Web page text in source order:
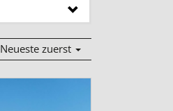
Neueste zuerst